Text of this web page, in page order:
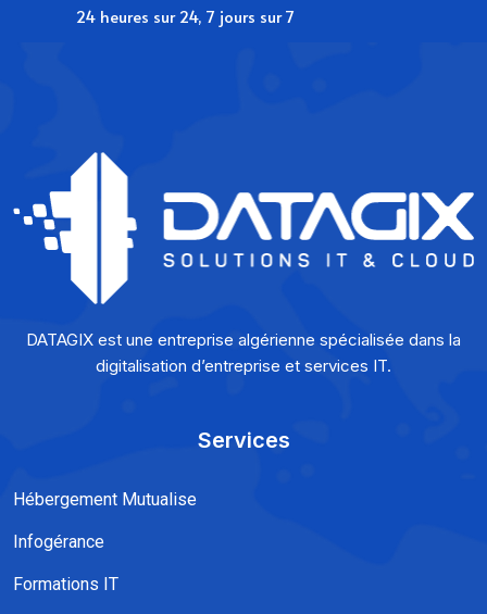
24 heures sur 24, 7 jours sur 7
DATAGIX est une entreprise algérienne spécialisée dans la
digitalisation d’entreprise et services IT.
Services
Hébergement Mutualise
Infogérance
Formations IT